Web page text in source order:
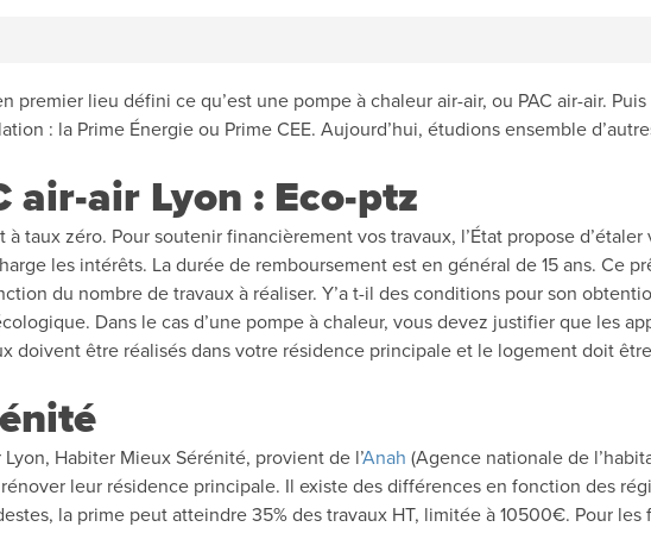
premier lieu défini ce qu’est une pompe à chaleur air-air, ou PAC air-air.
: la Prime Énergie ou Prime CEE. Aujourd’hui, étudions ensemble
air-air Lyon : Eco-ptz
à taux zéro. Pour soutenir financièrement vos travaux, l’État propose
les intérêts. La durée de remboursement est en général de 15 ans. Ce
du nombre de travaux à réaliser. Y’a t-il des conditions pour son
Dans le cas d’une pompe à chaleur, vous devez justifier que les
doivent être réalisés dans votre résidence principale et le logement doit
Habiter Mieux Sérénité, provient de l’Anah (Agence nationale de
leur résidence principale. Il existe des différences en fonction des
la prime peut atteindre 35% des travaux HT, limitée à 10500€. Pour les